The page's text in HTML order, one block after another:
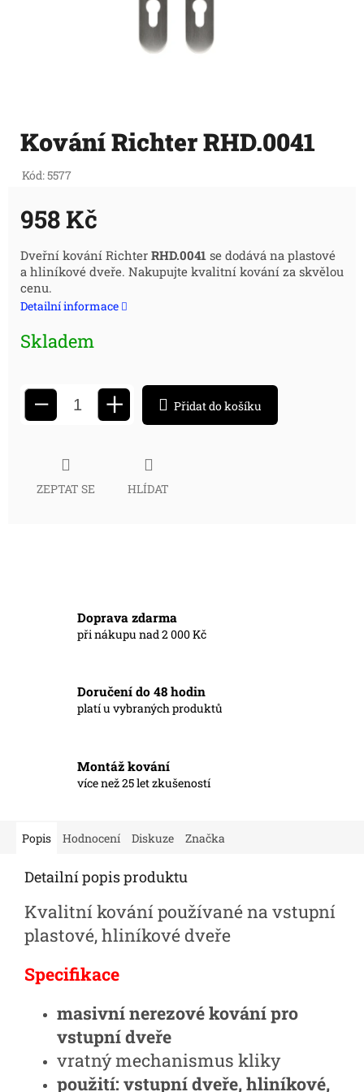
Kování Richter RHD.0041
Kód:5577
958 Kč
Měrná
cena:
Dveřní kování Richter RHD.0041 se dodává na plastové
a hliníkové dveře. Nakupujte kvalitní kování za skvělou
cenu.
Detailní informace
Skladem
− + Přidat do košíku
ZEPTAT SE HLÍDAT
Doprava zdarma
při nákupu nad 2 000 Kč
Doručení do 48 hodin
platí u vybraných produktů
Montáž kování
více než 25 let zkušeností
Popis Hodnocení Diskuze Značka
Detailní popis produktu
Kvalitní kování používané na vstupní
plastové, hliníkové dveře
Specifikace
masivní nerezové kování pro
vstupní dveře
vratný mechanismus kliky
použití: vstupní dveře, hliníkové,